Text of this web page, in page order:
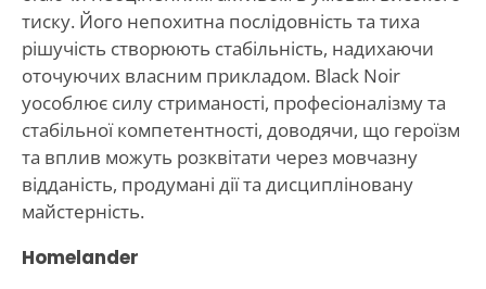
тиску. Його непохитна послідовність та тиха
рішучість створюють стабільність, надихаючи
оточуючих власним прикладом. Black Noir
уособлює силу стриманості, професіоналізму та
стабільної компетентності, доводячи, що героїзм
та вплив можуть розквітати через мовчазну
відданість, продумані дії та дисципліновану
майстерність.
Homelander